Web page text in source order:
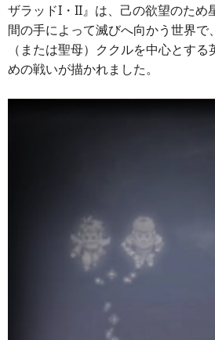
ザラッドI・II』は、己の欲望のため
間の手によって滅びへ向かう世界で
（または聖母）ククルを中心とす
めの戦いが描かれました。